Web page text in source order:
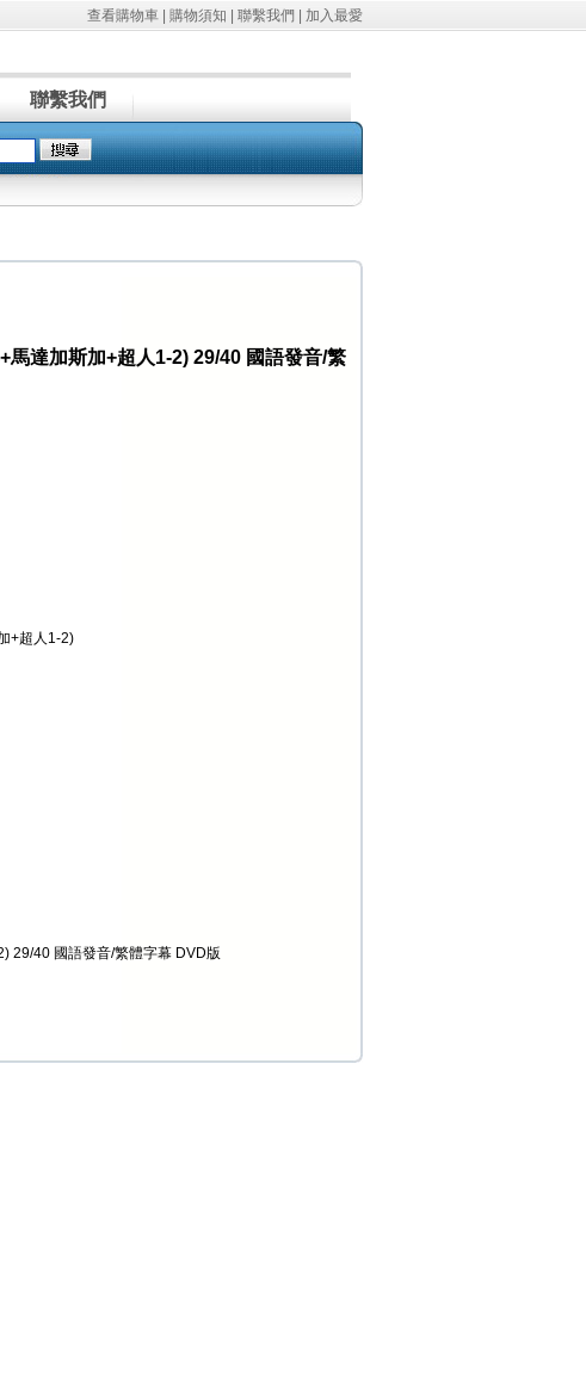
查看購物車 購物須知 聯繫我們 加入最愛
聯繫我們
達加斯加+超人1-2) 29/40 國語發音/繁
+超人1-2)
29/40 國語發音/繁體字幕 DVD版